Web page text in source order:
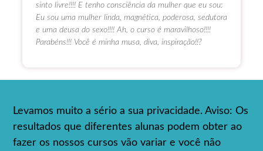
sinto livre!!!! E tenho consciência da mulher que eu sou:
Eu sou uma mulher linda, magnética, poderosa, sedutora
e uma deusa do sexo!!!! Ah, o curso é maravilhoso!!!!
Parabéns!!! Você é minha musa, diva, inspiração!!?
Levamos muito a sério a sua privacidade. Aviso: Os
resultados que diferentes alunas podem obter ao
fazer os nossos cursos vão variar e você não